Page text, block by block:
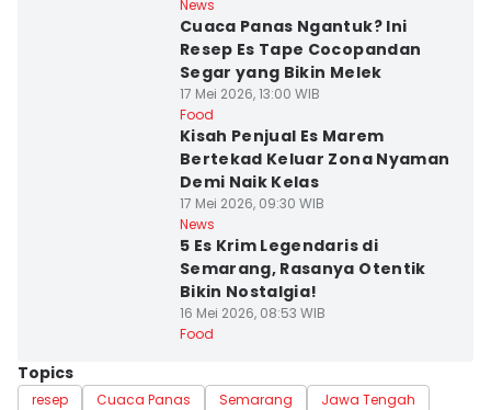
News
Cuaca Panas Ngantuk? Ini
Resep Es Tape Cocopandan
Segar yang Bikin Melek
17 Mei 2026, 13:00 WIB
Food
Kisah Penjual Es Marem
Bertekad Keluar Zona Nyaman
Demi Naik Kelas
17 Mei 2026, 09:30 WIB
News
5 Es Krim Legendaris di
Semarang, Rasanya Otentik
Bikin Nostalgia!
16 Mei 2026, 08:53 WIB
Food
Topics
resep Cuaca Panas Semarang
Jawa Tengah